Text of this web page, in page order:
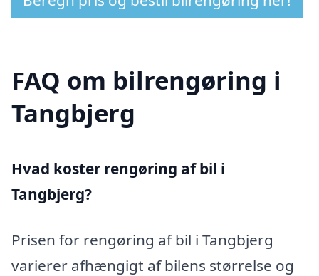
FAQ om bilrengøring i
Tangbjerg
Hvad koster rengøring af bil i
Tangbjerg?
Prisen for rengøring af bil i Tangbjerg
varierer afhængigt af bilens størrelse og